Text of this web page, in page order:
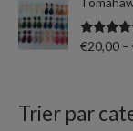
Note5.00
sur 5
€20,00 –
Trier par